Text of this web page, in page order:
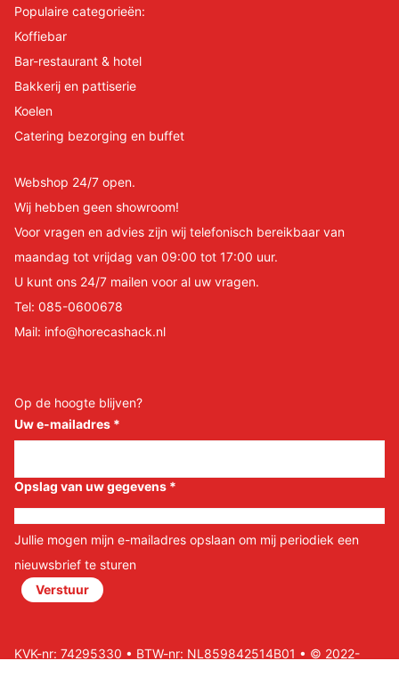
Populaire categorieën:
Koffiebar
Bar-restaurant & hotel
Bakkerij en pattiserie
Koelen
Catering bezorging en buffet
Webshop 24/7 open.
Wij hebben geen showroom!
Voor vragen en advies zijn wij telefonisch bereikbaar van
maandag tot vrijdag van 09:00 tot 17:00 uur.
U kunt ons 24/7 mailen voor al uw vragen.
Tel: 085-0600678
Mail: info@horecashack.nl
Op de hoogte blijven?
Uw e-mailadres *
Opslag van uw gegevens *
Jullie mogen mijn e-mailadres opslaan om mij periodiek een
nieuwsbrief te sturen
Verstuur
KVK-nr: 74295330 • BTW-nr: NL859842514B01 • © 2022-